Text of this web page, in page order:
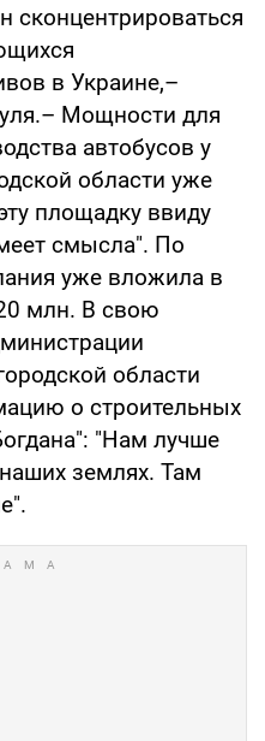
сконцентрироваться
в Украине,–
Мощности для
автобусов у
области уже
площадку ввиду
смысла". По
уже вложила в
млн. В свою
области
о строительных
"Нам лучше
землях. Там